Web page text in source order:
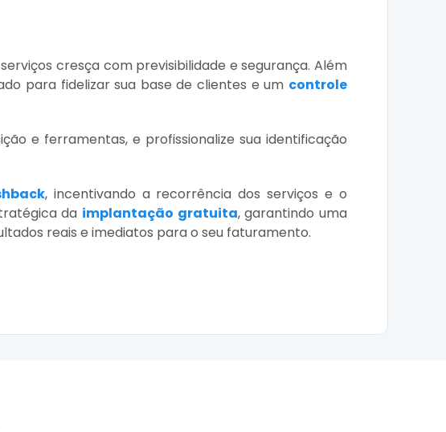
cresça com previsibilidade e segurança. Além
para fidelizar sua base de clientes e um controle
e ferramentas, e profissionalize sua identificação
, incentivando a recorrência dos serviços e o
da implantação gratuita, garantindo uma
reais e imediatos para o seu faturamento.